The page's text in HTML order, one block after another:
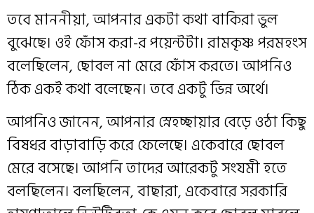
তবে মাননীয়া, আপনার একটা কথা বাকিরা ভুল
বুঝেছে। ওই ফোঁস করা-র পয়েন্টটা। রামকৃষ্ণ পরমহংস
বলেছিলেন, ছোবল না মেরে ফোঁস করতে। আপনিও
ঠিক একই কথা বলেছেন। তবে একটু ভিন্ন অর্থে।
আপনিও জানেন, আপনার স্নেহচ্ছায়ার বেড়ে ওঠা কিছু
বিষধর বাড়াবাড়ি করে ফেলেছে। একেবারে ছোবল
মেরে বসেছে। আপনি তাদের আরেকটু সংযমী হতে
বলছিলেন। বলছিলেন, বাছারা, একেবারে সরকারি